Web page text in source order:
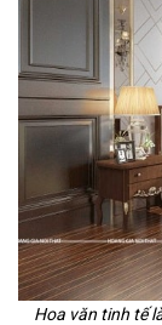
Hoa văn tinh tế